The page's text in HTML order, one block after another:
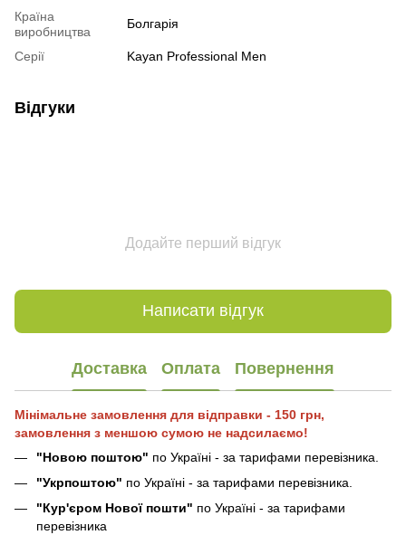
Країна
виробництва
Болгарія
Серії Kayan Professional Men
Відгуки
Додайте перший відгук
Написати відгук
Доставка Оплата Повернення
Мінімальне замовлення для відправки - 150 грн,
замовлення з меншою сумою не надсилаємо!
"Новою поштою" по Україні - за тарифами перевізника.
"Укрпоштою" по Україні - за тарифами перевізника.
"Кур'єром Нової пошти" по Україні - за тарифами
перевізника